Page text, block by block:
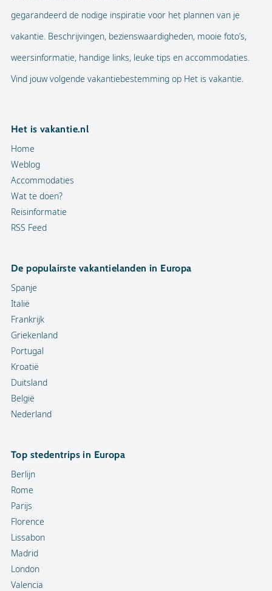
gegarandeerd de nodige inspiratie voor het plannen van je
vakantie. Beschrijvingen, bezienswaardigheden, mooie foto’s,
weersinformatie, handige links, leuke tips en accommodaties.
Vind jouw volgende vakantiebestemming op Het is vakantie.
Het is vakantie.nl
Home
Weblog
Accommodaties
Wat te doen?
Reisinformatie
RSS Feed
De populairste vakantielanden in Europa
Spanje
Italië
Frankrijk
Griekenland
Portugal
Kroatië
Duitsland
België
Nederland
Top stedentrips in Europa
Berlijn
Rome
Parijs
Florence
Lissabon
Madrid
London
Valencia